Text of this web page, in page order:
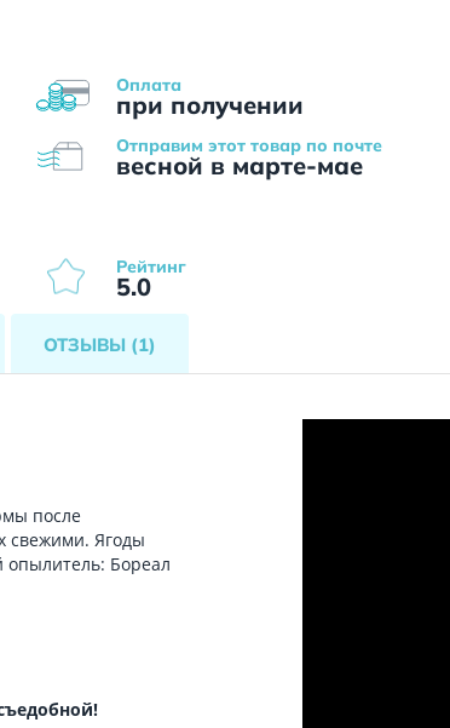
Оплата
при получении
Отправим этот товар по почте
весной в марте-мае
Рейтинг
5.0
ОТЗЫВЫ (1)
после
свежими. Ягоды
опылитель: Бореал